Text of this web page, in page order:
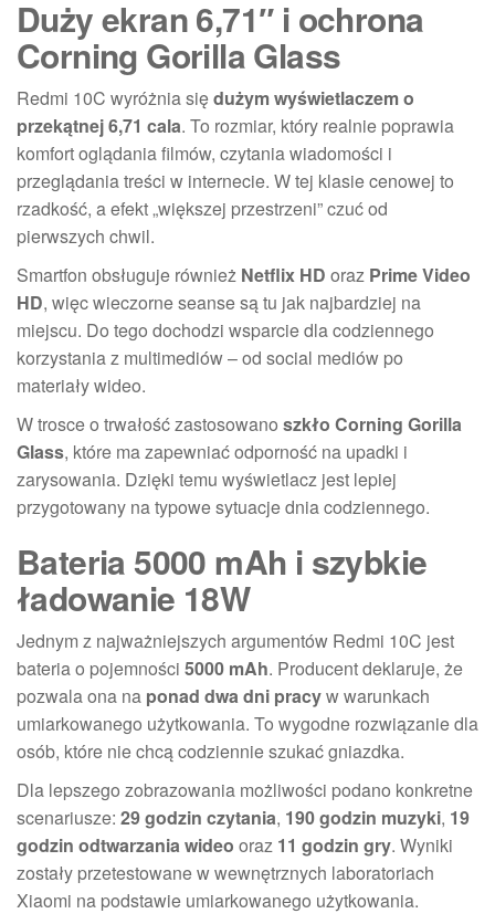
Duży ekran 6,71″ i ochrona
Corning Gorilla Glass
Redmi 10C wyróżnia siędużym wyświetlaczem o
przekątnej 6,71 cala. To rozmiar, który realnie poprawia
komfort oglądania filmów, czytania wiadomości i
przeglądania treści w internecie. W tej klasie cenowej to
rzadkość, a efekt „większej przestrzeni” czuć od
pierwszych chwil.
Smartfon obsługuje również Netflix HD oraz Prime Video
HD, więc wieczorne seanse są tu jak najbardziej na
miejscu. Do tego dochodzi wsparcie dla codziennego
korzystania z multimediów – od social mediów po
materiały wideo.
W trosce o trwałość zastosowano szkło Corning Gorilla
Glass, które ma zapewniać odporność na upadki i
zarysowania. Dzięki temu wyświetlacz jest lepiej
przygotowany na typowe sytuacje dnia codziennego.
Bateria 5000 mAh i szybkie
ładowanie 18W
Jednym z najważniejszych argumentów Redmi 10C jest
bateria o pojemności 5000 mAh. Producent deklaruje, że
pozwala ona na ponad dwa dni pracyw warunkach
umiarkowanego użytkowania. To wygodne rozwiązanie dla
osób, które nie chcą codziennie szukać gniazdka.
Dla lepszego zobrazowania możliwości podano konkretne
scenariusze: 29 godzin czytania, 190 godzin muzyki, 19
godzin odtwarzania wideo oraz 11 godzin gry. Wyniki
zostały przetestowane w wewnętrznych laboratoriach
Xiaomi na podstawie umiarkowanego użytkowania.